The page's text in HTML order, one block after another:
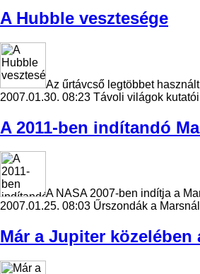
A Hubble vesztesége
Az űrtávcső legtöbbet
2007.01.30. 08:23 Távoli világok kutatói
A 2011-ben indítandó
A NASA 2007-ben indítja a
2007.01.25. 08:03 Űrszondák a Marsnál
Már a Jupiter közelében